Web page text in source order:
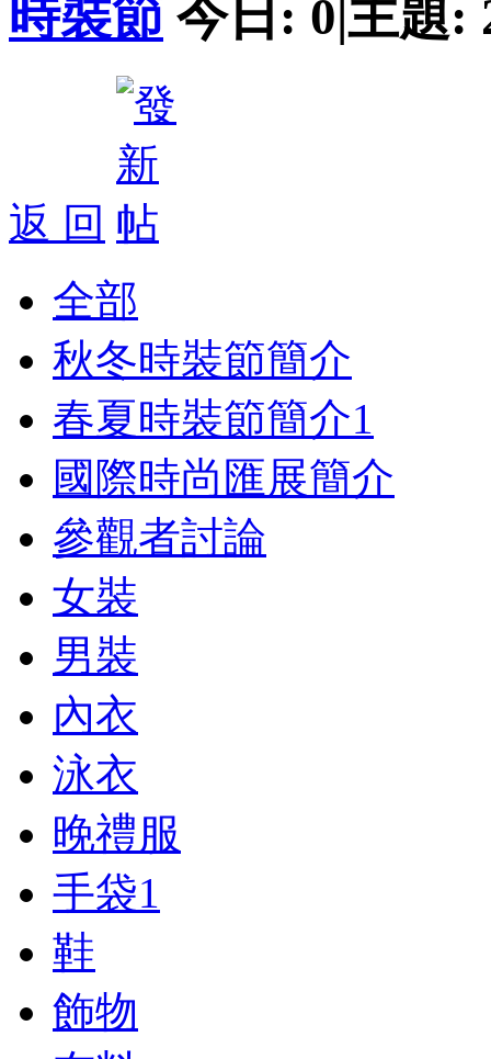
時裝節 今日: 0|主題:
返 回
全部
秋冬時裝節簡介
春夏時裝節簡介1
國際時尚匯展簡介
參觀者討論
女裝
男裝
內衣
泳衣
晚禮服
手袋1
鞋
飾物